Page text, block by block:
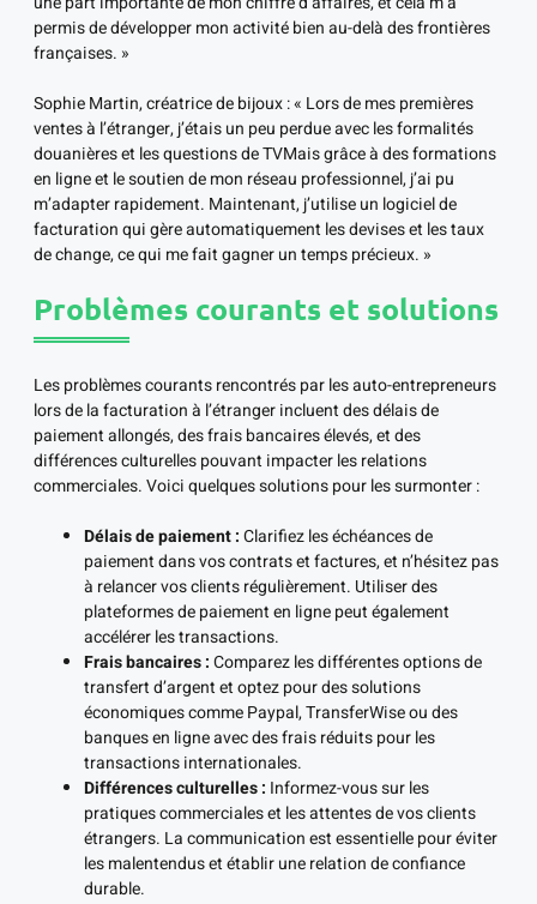
permis de développer mon activité bien au-delà des frontières
françaises. »
Sophie Martin, créatrice de bijoux : « Lors de mes premières
ventes à l’étranger, j’étais un peu perdue avec les formalités
douanières et les questions de TVMais grâce à des formations
en ligne et le soutien de mon réseau professionnel, j’ai pu
m’adapter rapidement. Maintenant, j’utilise un logiciel de
facturation qui gère automatiquement les devises et les taux
de change, ce qui me fait gagner un temps précieux. »
Problèmes courants et solutions
Les problèmes courants rencontrés par les auto-entrepreneurs
lors de la facturation à l’étranger incluent des délais de
paiement allongés, des frais bancaires élevés, et des
différences culturelles pouvant impacter les relations
commerciales. Voici quelques solutions pour les surmonter :
Délais de paiement :Clarifiez les échéances de
paiement dans vos contrats et factures, et n’hésitez pas
à relancer vos clients régulièrement. Utiliser des
plateformes de paiement en ligne peut également
accélérer les transactions.
Frais bancaires :Comparez les différentes options de
transfert d’argent et optez pour des solutions
économiques comme Paypal, TransferWise ou des
banques en ligne avec des frais réduits pour les
transactions internationales.
Différences culturelles : Informez-vous sur les
pratiques commerciales et les attentes de vos clients
étrangers. La communication est essentielle pour éviter
les malentendus et établir une relation de confiance
durable.